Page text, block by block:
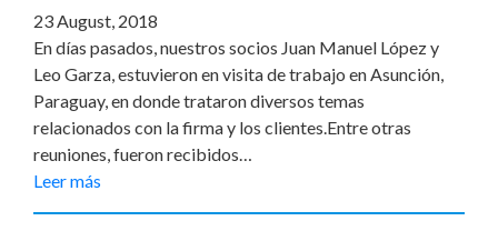
23 August, 2018
En días pasados, nuestros socios Juan Manuel López y
Leo Garza, estuvieron en visita de trabajo en Asunción,
Paraguay, en donde trataron diversos temas
relacionados con la firma y los clientes.Entre otras
reuniones, fueron recibidos…
Leer más